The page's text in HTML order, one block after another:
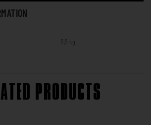
5,5 kg
PRODUCTS